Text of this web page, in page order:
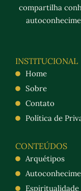
compartilha
INSTITUCIONAL
Home
Sobre
Contato
Política de
CONTEÚDOS
Arquétipos
Espiritualidade